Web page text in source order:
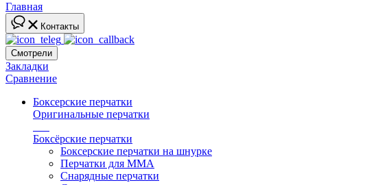
Главная
Контакты
Смотрели
Закладки
Сравнение
Боксерские перчатки
Оригинальные перчатки
Боксёрские перчатки
Боксерские перчатки на шнурке
Перчатки для ММА
Снарядные перчатки